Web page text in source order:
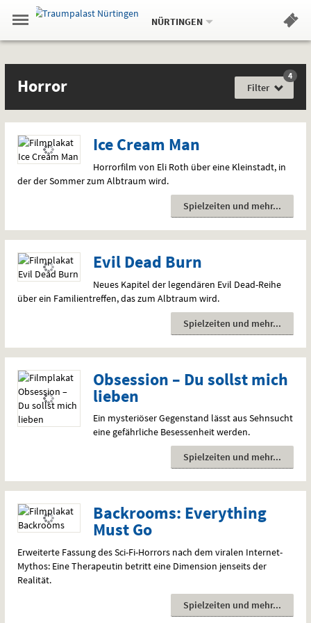
Springe
zum
,zum
.
Navigation
Gehe
zur
Standortauswahl
Standort:
NÜRTINGEN.
Hinweis
Horror
Gefühlslage
Horror Filter
4
Ice Cream Man
Horrorfilm von Eli Roth über eine Kleinstadt, in
der der Sommer zum Albtraum wird.
Spielzeiten und mehr
Evil Dead Burn
Neues Kapitel der legendären Evil Dead-Reihe
über ein Familientreffen, das zum Albtraum wird.
Spielzeiten und mehr
Obsession – Du sollst mich
lieben
Ein mysteriöser Gegenstand lässt aus Sehnsucht
eine gefährliche Besessenheit werden.
Spielzeiten und mehr
Backrooms: Everything
Must Go
Erweiterte Fassung des Sci-Fi-Horrors nach dem viralen Internet-
Mythos: Eine Therapeutin betritt eine Dimension jenseits der
Realität.
Spielzeiten und mehr